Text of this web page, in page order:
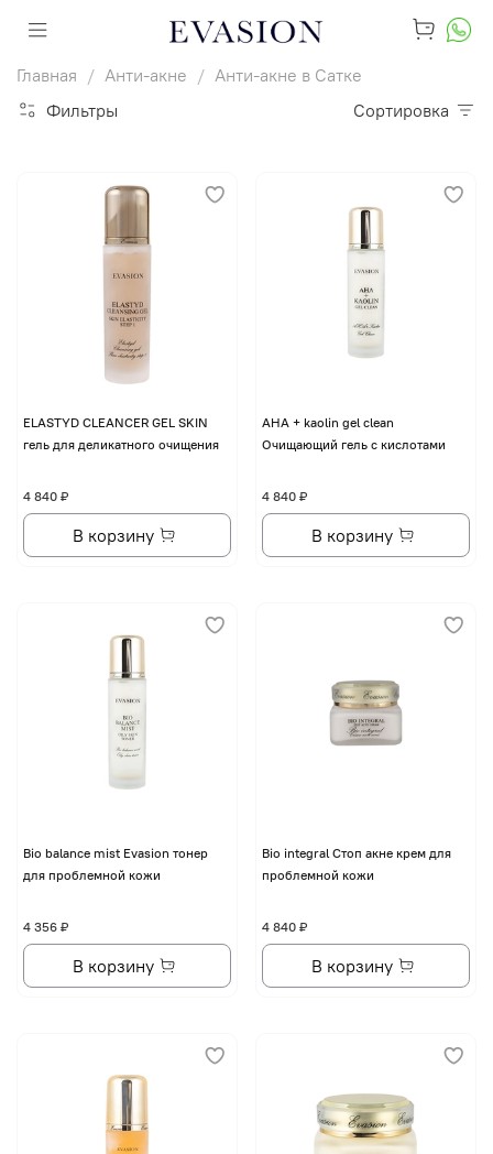
Главная Анти-акне
Анти-акне в Сатке
Фильтры
Сортировка
ELASTYD CLEANCER GEL SKIN
гель для деликатного очищения
4 840 ₽
В корзину
AHA + kaolin gel clean
Очищающий гель с кислотами
4 840 ₽
В корзину
Bio balance mist Evasion тонер
для проблемной кожи
4 356 ₽
В корзину
Bio integral Стоп акне крем для
проблемной кожи
4 840 ₽
В корзину